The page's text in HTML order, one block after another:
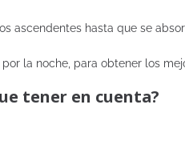
ascendentes hasta que se
la noche, para obtener los
tener en cuenta?